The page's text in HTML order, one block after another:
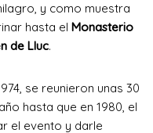
y como muestra
hasta el Monasterio
de Lluc.
se reunieron unas 30
hasta que en 1980, el
el evento y darle